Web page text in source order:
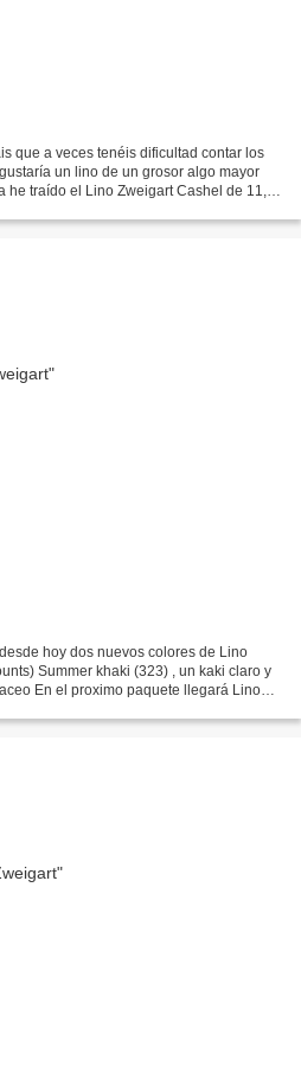
que a veces tenéis dificultad contar los
un lino de un grosor algo mayor
he traído el Lino Zweigart Cashel de 11,2
hoy dos nuevos colores de Lino
Summer khaki (323) , un kaki claro y
En el proximo paquete llegará Lino